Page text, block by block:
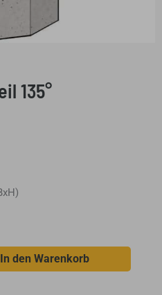
135°
In den Warenkorb